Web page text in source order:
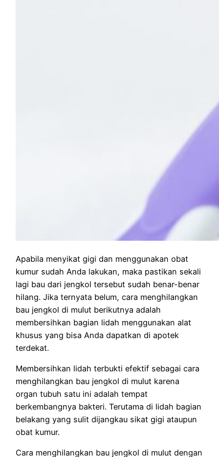
Apabila menyikat gigi dan menggunakan obat
kumur sudah Anda lakukan, maka pastikan sekali
lagi bau dari jengkol tersebut sudah benar-benar
hilang. Jika ternyata belum, cara menghilangkan
bau jengkol di mulut berikutnya adalah
membersihkan bagian lidah menggunakan alat
khusus yang bisa Anda dapatkan di apotek
terdekat.
Membersihkan lidah terbukti efektif sebagai cara
menghilangkan bau jengkol di mulut karena
organ tubuh satu ini adalah tempat
berkembangnya bakteri. Terutama di lidah bagian
belakang yang sulit dijangkau sikat gigi ataupun
obat kumur.
Cara menghilangkan bau jengkol di mulut dengan